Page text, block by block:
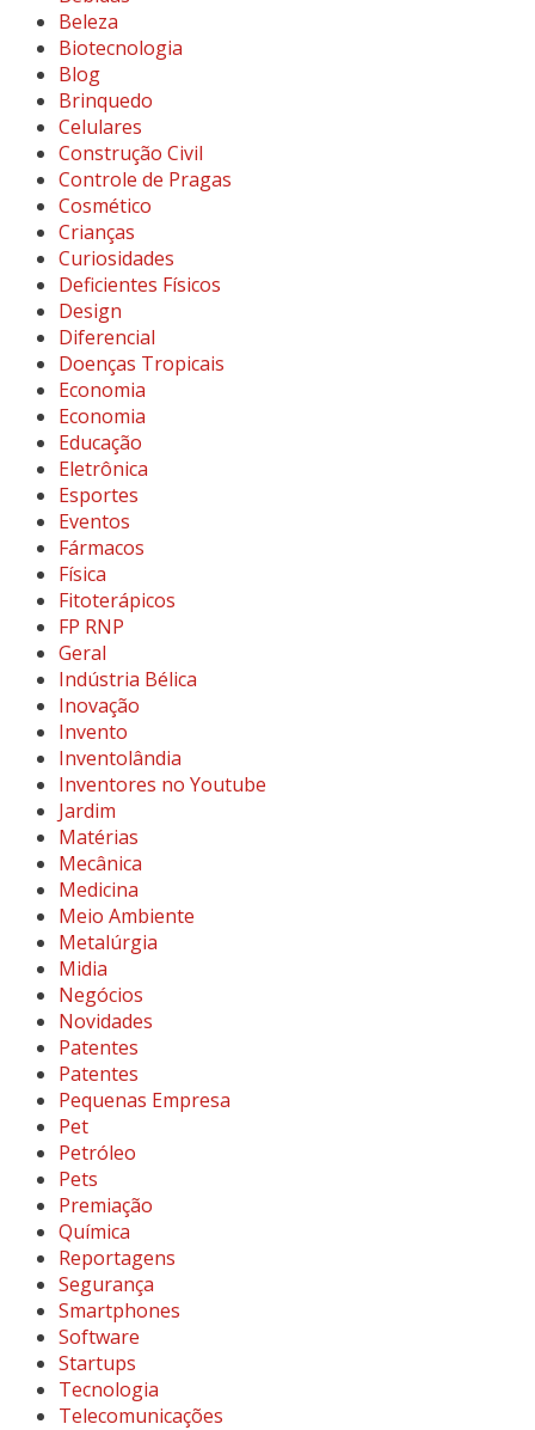
Beleza
Biotecnologia
Blog
Brinquedo
Celulares
Construção Civil
Controle de Pragas
Cosmético
Crianças
Curiosidades
Deficientes Físicos
Design
Diferencial
Doenças Tropicais
Economia
Economia
Educação
Eletrônica
Esportes
Eventos
Fármacos
Física
Fitoterápicos
FP RNP
Geral
Indústria Bélica
Inovação
Invento
Inventolândia
Inventores no Youtube
Jardim
Matérias
Mecânica
Medicina
Meio Ambiente
Metalúrgia
Midia
Negócios
Novidades
Patentes
Patentes
Pequenas Empresa
Pet
Petróleo
Pets
Premiação
Química
Reportagens
Segurança
Smartphones
Software
Startups
Tecnologia
Telecomunicações